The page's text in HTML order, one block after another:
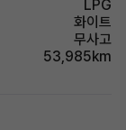
LPG
화이트
무사고
53,985km